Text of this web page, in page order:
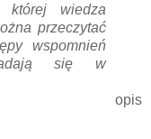
której wiedza
przeczytać
wspomnień
się w